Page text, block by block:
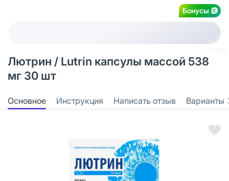
Бонусы
Лютрин / Lutrin капсулы массой 538
мг 30 шт
Основное Инструкция Написать отзыв Варианты